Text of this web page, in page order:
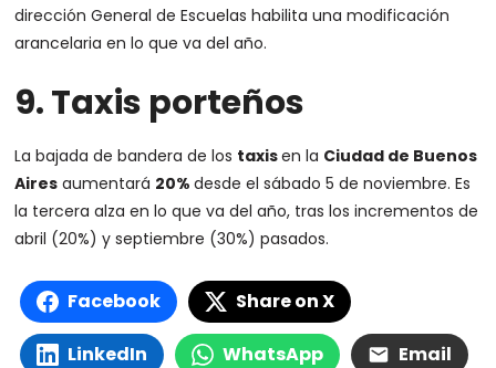
dirección General de Escuelas habilita una modificación
arancelaria en lo que va del año.
9. Taxis porteños
La bajada de bandera de los taxisen la Ciudad de Buenos
Aires aumentará 20%desde el sábado 5 de noviembre. Es
la tercera alza en lo que va del año, tras los incrementos de
abril (20%) y septiembre (30%) pasados.
Facebook Share on X
LinkedIn WhatsApp Email